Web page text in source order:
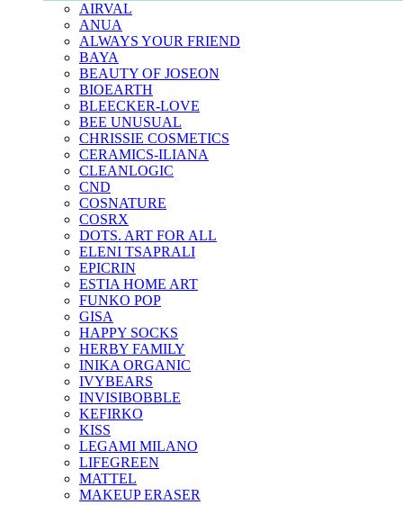
AIRVAL
ANUA
ALWAYS YOUR FRIEND
BAYA
BEAUTY OF JOSEON
BIOEARTH
BLEECKER-LOVE
BEE UNUSUAL
CHRISSIE COSMETICS
CERAMICS-ILIANA
CLEANLOGIC
CND
COSNATURE
COSRX
DOTS. ART FOR ALL
ELENI TSAPRALI
EPICRIN
ESTIA HOME ART
FUNKO POP
GISA
HAPPY SOCKS
HERBY FAMILY
INIKA ORGANIC
IVYBEARS
INVISIBOBBLE
KEFIRKO
KISS
LEGAMI MILANO
LIFEGREEN
MATTEL
MAKEUP ERASER